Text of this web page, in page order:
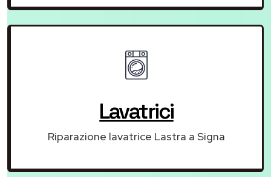
Lavatrici
Riparazione lavatrice Lastra a Signa